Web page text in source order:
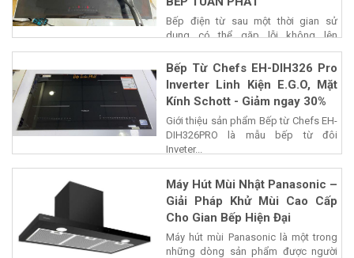
Bếp điện từ sau một thời gian sử
dụng có thể gặp lỗi không lên
nguồn,...
Bếp Từ Chefs EH-DIH326 Pro
Inverter Linh Kiện E.G.O, Mặt
Kính Schott - Giảm ngay 30%
Giới thiệu sản phẩm Bếp từ Chefs EH-
DIH326PRO là mẫu bếp từ đôi
Inveter...
Máy Hút Mùi Nhật Panasonic –
Giải Pháp Khử Mùi Cao Cấp
Cho Gian Bếp Hiện Đại
Máy hút mùi Panasonic là một trong
những dòng sản phẩm được người